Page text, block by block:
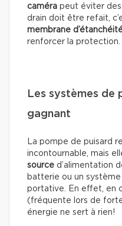
caméra peut éviter des
drain doit être refait,
membrane
renforcer la protection.
Les systèmes de
gagnant
La pompe de puisard
incontournable, mais
source d’alimentation
batterie ou un
portative. En effet, en
(fréquente lors de
énergie ne sert à rien!